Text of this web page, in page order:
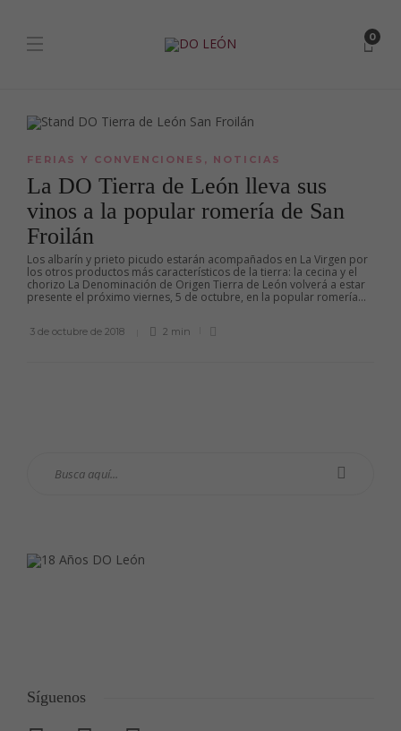
0
FERIAS Y CONVENCIONES , NOTICIAS
La DO Tierra de León lleva sus
vinos a la popular romería de San
Froilán
Los albarín y prieto picudo estarán acompañados en La Virgen por
los otros productos más característicos de la tierra: la cecina y el
chorizo La Denominación de Origen Tierra de León volverá a estar
presente el próximo viernes, 5 de octubre, en la popular romería...
3 de octubre de 2018 2 min
Síguenos